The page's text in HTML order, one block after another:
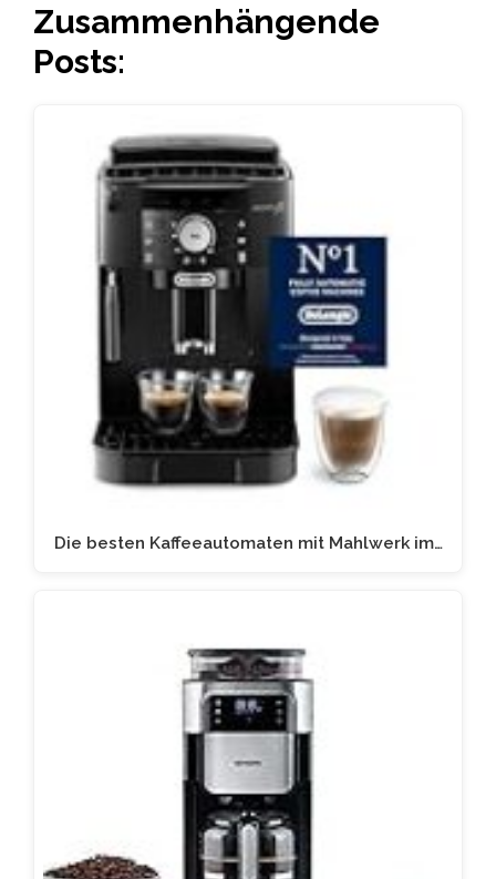
Zusammenhängende
Posts:
Die besten Kaffeeautomaten mit Mahlwerk im…